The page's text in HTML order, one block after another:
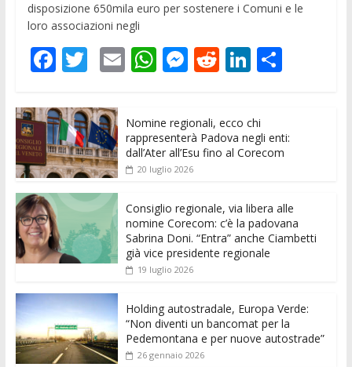
disposizione 650mila euro per sostenere i Comuni e le
loro associazioni negli
F
e
b
o
o
k
T
itt
er
E
l
W
s
A
p
p
M
ss
e
n
er
R
di
t
Li
k
e
dI
C
di
vi
Nomine regionali, ecco chi
rappresenterà Padova negli enti:
dall’Ater all’Esu fino al Corecom
20 luglio 2026
Consiglio regionale, via libera alle
nomine Corecom: c’è la padovana
Sabrina Doni. “Entra” anche Ciambetti
già vice presidente regionale
19 luglio 2026
Holding autostradale, Europa Verde:
“Non diventi un bancomat per la
Pedemontana e per nuove autostrade”
26 gennaio 2026